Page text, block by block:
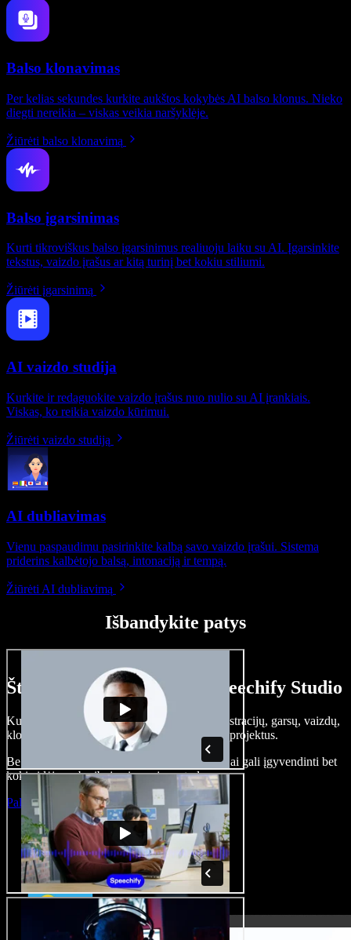
Balso klonavimas
Per kelias sekundes kurkite aukštos kokybės AI balso klonus. Nieko
diegti nereikia – viskas veikia naršyklėje.
Žiūrėti balso klonavimą
Balso įgarsinimas
Kurti tikroviškus balso įgarsinimus realiuoju laiku su AI. Įgarsinkite
tekstus, vaizdo įrašus ar kitą turinį bet kokiu stiliumi.
Žiūrėti įgarsinimą
AI vaizdo studija
Kurkite ir redaguokite vaizdo įrašus nuo nulio su AI įrankiais.
Viskas, ko reikia vaizdo kūrimui.
Žiūrėti vaizdo studiją
AI dubliavimas
Vienu paspaudimu pasirinkite kalbą savo vaizdo įrašui. Sistema
priderins kalbėtojo balsą, intonaciją ir tempą.
Žiūrėti AI dubliavimą
Išbandykite patys
Štai ką galite nuveikti su Speechify Studio
Kurkite įgarsinimus, pridėkite nemokamų iliustracijų, garsų, vaizdų,
klonuokite balsą – kurkite pilnus, įspūdingus projektus.
Be jokių mokymų ir viskas naršyklėje – kūrėjai gali įgyvendinti bet
kokią idėją, neberibojami senųjų metodų.
Paleisti studiją